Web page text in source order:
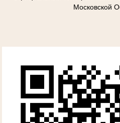
Московской